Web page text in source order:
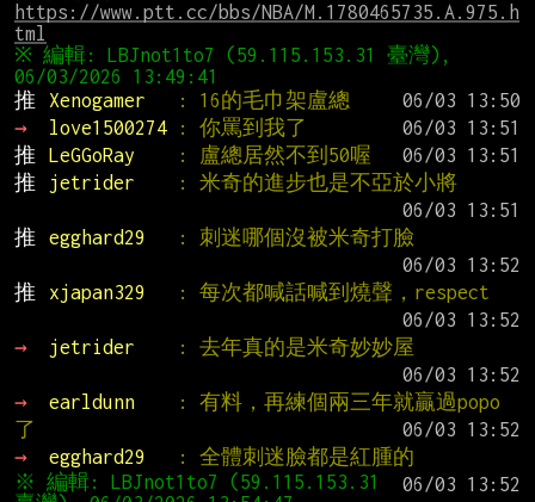
https://www.ptt.cc/bbs/NBA/M.1780465735.A.975.h
tml
※ 編輯: LBJnot1to7 (59.115.153.31 臺灣),
推
Xenogamer : 16的毛巾架盧總
→
love1500274 : 你罵到我了
推
LeGGoRay : 盧總居然不到50喔
推
jetrider
: 米奇的進步也是不亞於小將
推
egghard29
: 刺迷哪個沒被米奇打臉
推
xjapan329
: 每次都喊話喊到燒聲，respect
→
jetrider
: 去年真的是米奇妙妙屋
→
earldunn
: 有料，再練個兩三年就贏過popo
了
→
egghard29
: 全體刺迷臉都是紅腫的
※ 編輯: LBJnot1to7 (59.115.153.31